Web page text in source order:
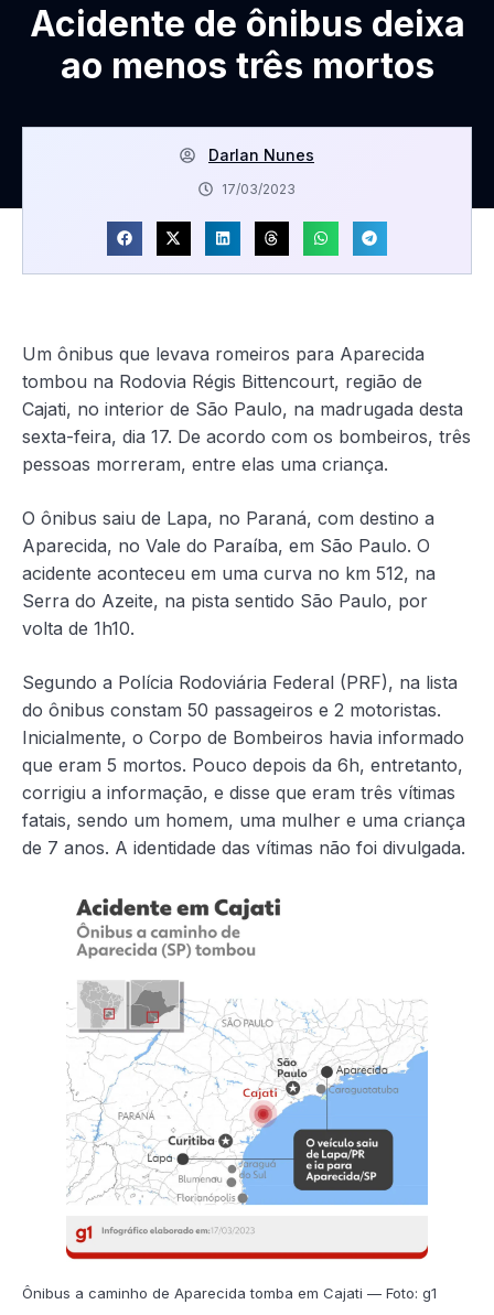
Acidente de ônibus deixa
ao menos três mortos
Darlan Nunes
17/03/2023
Um ônibus que levava romeiros para Aparecida
tombou na Rodovia Régis Bittencourt, região de
Cajati, no interior de São Paulo, na madrugada desta
sexta-feira, dia 17. De acordo com os bombeiros, três
pessoas morreram, entre elas uma criança.
O ônibus saiu de Lapa, no Paraná, com destino a
Aparecida, no Vale do Paraíba, em São Paulo. O
acidente aconteceu em uma curva no km 512, na
Serra do Azeite, na pista sentido São Paulo, por
volta de 1h10.
Segundo a Polícia Rodoviária Federal (PRF), na lista
do ônibus constam 50 passageiros e 2 motoristas.
Inicialmente, o Corpo de Bombeiros havia informado
que eram 5 mortos. Pouco depois da 6h, entretanto,
corrigiu a informação, e disse que eram três vítimas
fatais, sendo um homem, uma mulher e uma criança
de 7 anos. A identidade das vítimas não foi divulgada.
Ônibus a caminho de Aparecida tomba em Cajati — Foto: g1